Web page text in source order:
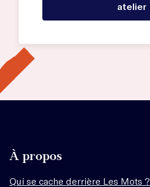
atelier
À propos
Qui se cache derrière Les Mots ?